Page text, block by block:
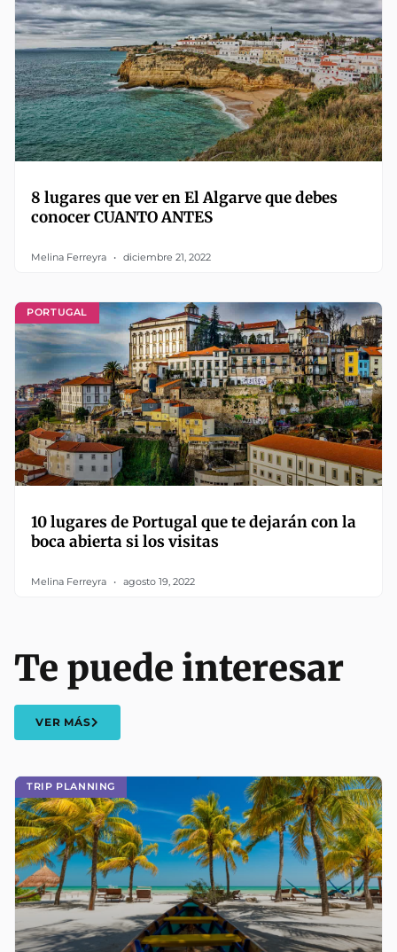
8 lugares que ver en El Algarve que debes
conocer CUANTO ANTES
Melina Ferreyra diciembre 21, 2022
PORTUGAL
10 lugares de Portugal que te dejarán con la
boca abierta si los visitas
Melina Ferreyra agosto 19, 2022
TRIP PLANNING
Te puede interesar
VER MÁS